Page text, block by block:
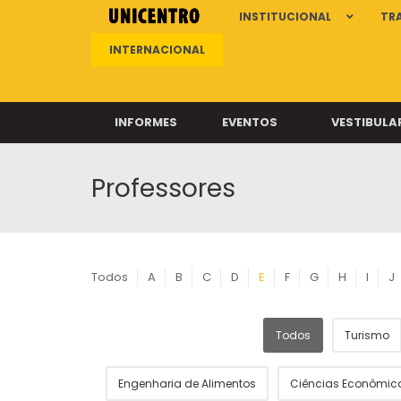
INSTITUCIONAL
INTERNACIONAL
INFORMES EVENTOS
Professores
Todos A B C D E F G H I J
Todos Turismo
Engenharia de Alimentos Ciências